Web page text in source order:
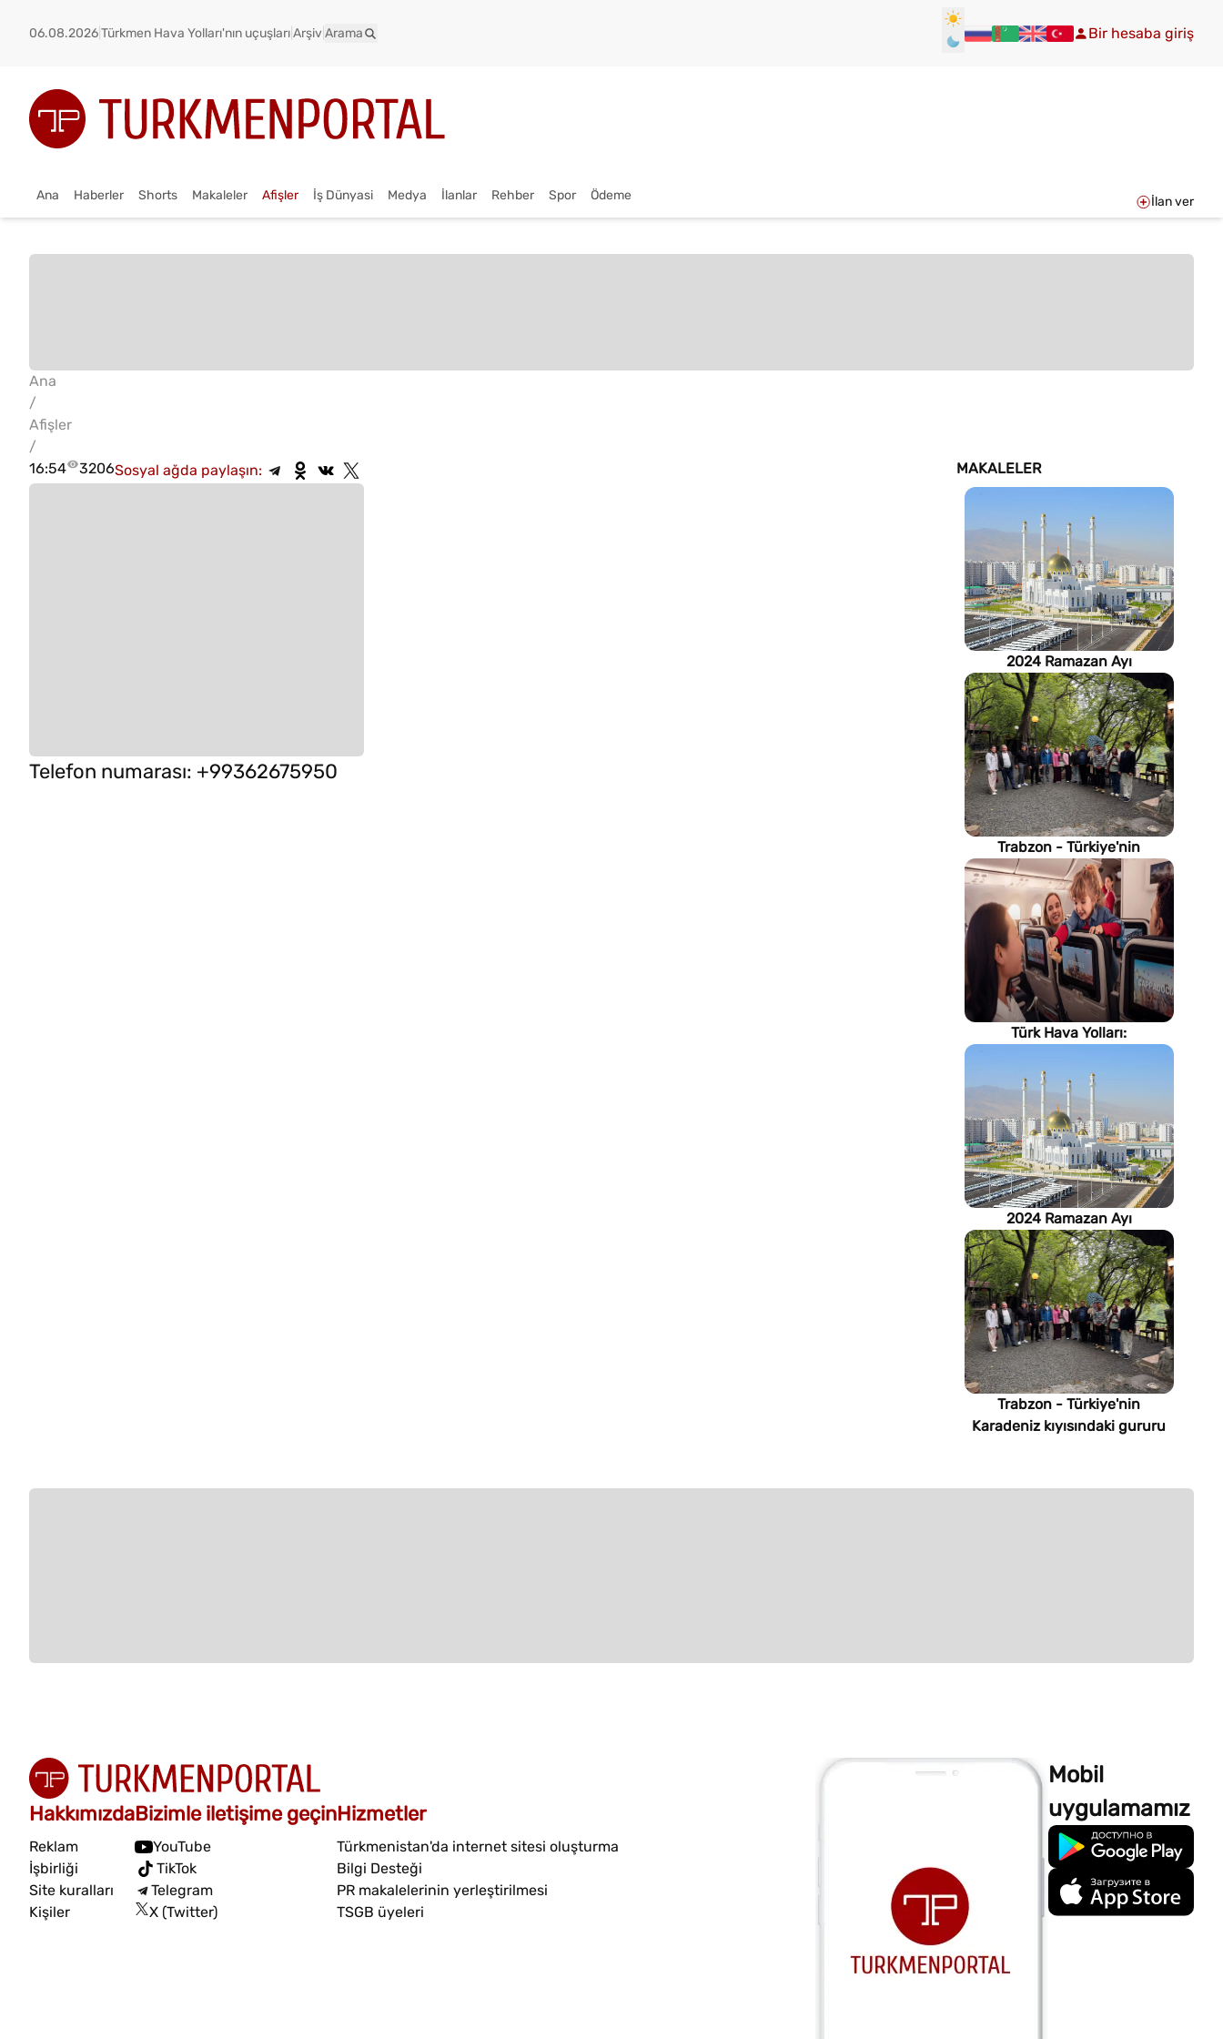
06.08.2026Türkmen Hava Yolları'nın uçuşlarıArşiv Arama Bir hesaba giriş
Ana Haberler Shorts Makaleler Afişler İş Dünyasi Medya İlanlar Rehber Spor Ödeme İlan ver
Ana
/
Afişler
/
16:54
3206Sosyal ağda paylaşın:
Telefon numarası: +99362675950
MAKALELER
2024 Ramazan Ayı
imsakiyesi (Türkmenistan)
Trabzon - Türkiye'nin
Karadeniz kıyısındaki gururu
Türk Hava Yolları:
2024 Ramazan Ayı
imsakiyesi (Türkmenistan)
Trabzon - Türkiye'nin
Karadeniz kıyısındaki gururu
Hakkımızda
Reklam
İşbirliği
Site kuralları
Kişiler
Bizimle iletişime geçin
YouTube
TikTok
Telegram
X (Twitter)
Hizmetler
Türkmenistan'da internet sitesi oluşturma
Bilgi Desteği
PR makalelerinin yerleştirilmesi
TSGB üyeleri
Mobil
uygulamamız